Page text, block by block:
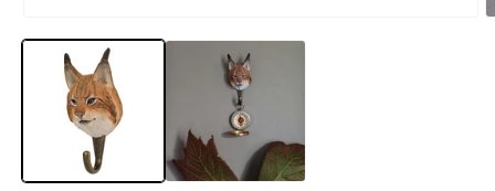
aineisto
modaalisessa
ikkunassa